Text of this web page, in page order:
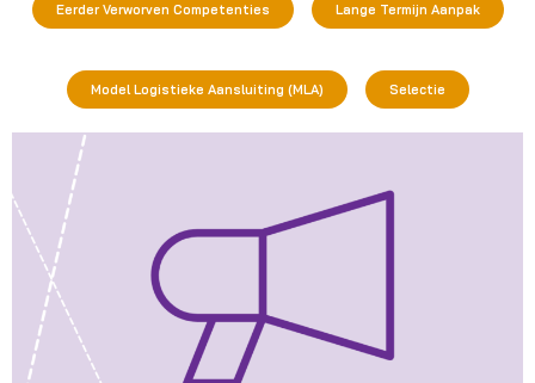
Eerder Verworven Competenties Lange Termijn Aanpak
Model Logistieke Aansluiting (MLA) Selectie